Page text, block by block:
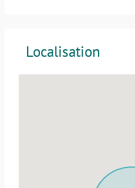
Localisation